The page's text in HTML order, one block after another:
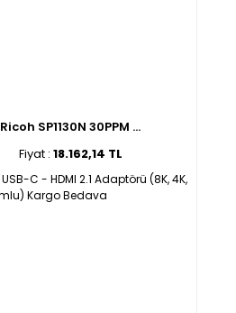
Ricoh SP1130N 30PPM ...
Fiyat : 18.162,14 TL